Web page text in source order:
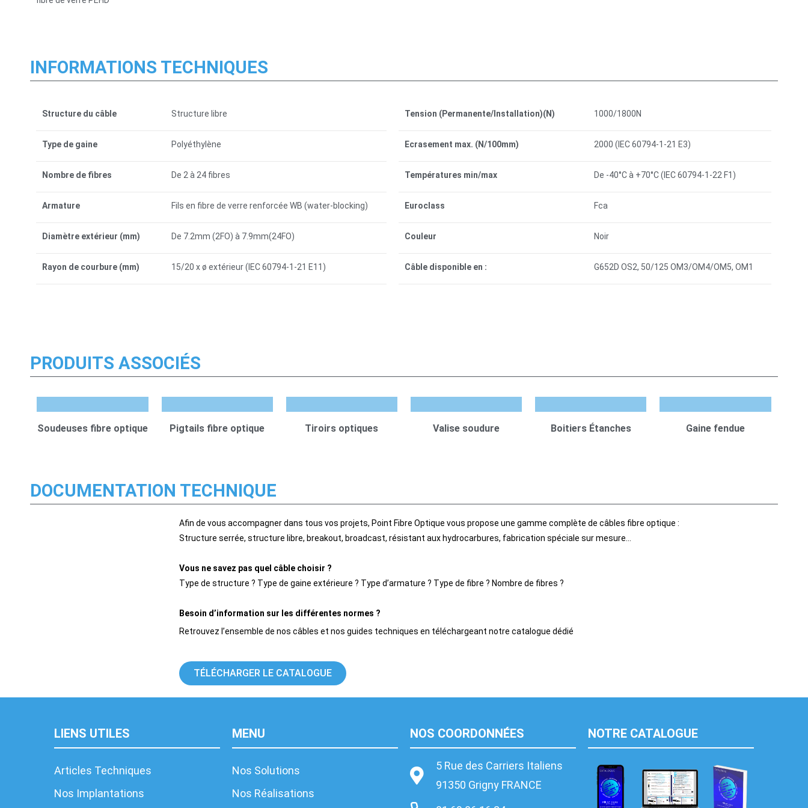
INFORMATIONS TECHNIQUES
Structure du câble Structure libre
Type de gaine Polyéthylène
Nombre de fibres De 2 à 24 fibres
Armature Fils en fibre de verre renforcée WB (water-blocking)
Diamètre extérieur (mm) De 7.2mm (2FO) à 7.9mm(24FO)
Rayon de courbure (mm) 15/20 x ø extérieur (IEC 60794-1-21 E11)
Tension (Permanente/Installation)(N) 1000/1800N
Ecrasement max. (N/100mm) 2000 (IEC 60794-1-21 E3)
Températures min/max De -40°C à +70°C (IEC 60794-1-22 F1)
Euroclass Fca
Couleur Noir
Câble disponible en : G652D OS2, 50/125 OM3/OM4/OM5, OM1
PRODUITS ASSOCIÉS
Soudeuses fibre optique Pigtails fibre optique Tiroirs optiques Valise soudure Boitiers Étanches Gaine fendue
DOCUMENTATION TECHNIQUE
Afin de vous accompagner dans tous vos projets, Point Fibre Optique vous propose une gamme complète de câbles fibre optique :
Structure serrée, structure libre, breakout, broadcast, résistant aux hydrocarbures, fabrication spéciale sur mesure…
Vous ne savez pas quel câble choisir ?
Type de structure ? Type de gaine extérieure ? Type d’armature ? Type de fibre ? Nombre de fibres ?
Besoin d’information sur les différentes normes ?
Retrouvez l’ensemble de nos câbles et nos guides techniques en téléchargeant notre catalogue dédié
TÉLÉCHARGER LE CATALOGUE
LIENS UTILES
Articles Techniques
Nos Implantations
MENU
Nos Solutions
Nos Réalisations
NOS COORDONNÉES
5 Rue des Carriers Italiens
91350 Grigny FRANCE
NOTRE CATALOGUE